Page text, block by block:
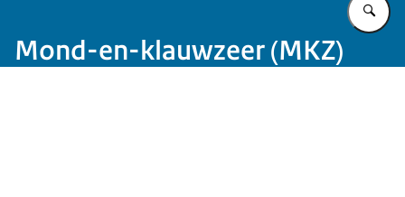
Mond-en-klauwzeer (MKZ)